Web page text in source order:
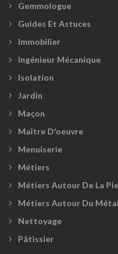
Gemmologue
Guides Et Astuces
Immobilier
Ingénieur Mécanique
Isolation
Jardin
Maçon
Maître D'oeuvre
Menuiserie
Métiers
Métiers Autour De La
Métiers Autour Du Métal
Nettoyage
Pâtissier